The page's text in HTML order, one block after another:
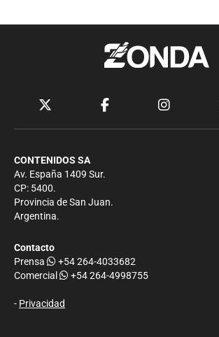
CONTENIDOS SA
Av. España 1409 Sur.
CP: 5400.
Provincia de San Juan.
Argentina.
Contacto
Prensa
+54 264-4033682
Comercial
+54 264-4998755
- Privacidad